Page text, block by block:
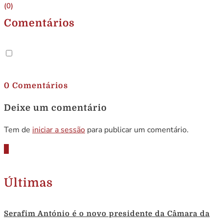
(0)
Comentários
0 Comentários
Deixe um comentário
Tem de iniciar a sessão para publicar um comentário.
Últimas
Serafim António é o novo presidente da Câmara da